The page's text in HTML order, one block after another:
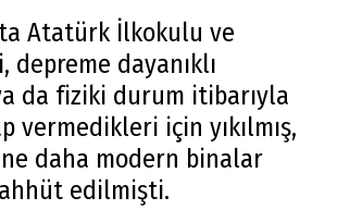
Atatürk İlkokulu ve
depreme dayanıklı
da fiziki durum itibarıyla
vermedikleri için yıkılmış,
daha modern binalar
edilmişti.